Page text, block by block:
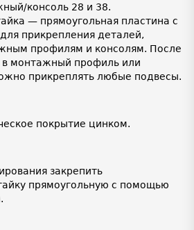
консоль 28 и 38.
— прямоугольная пластина с
прикрепления деталей,
профилям и консолям. После
в монтажный профиль или
прикреплять любые подвесы.
покрытие цинком.
закрепить
прямоугольную с помощью